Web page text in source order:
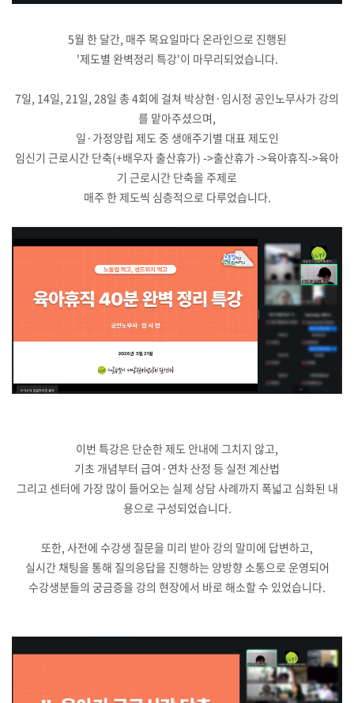
5월 한 달간, 매주 목요일마다 온라인으로 진행된
'제도별 완벽정리 특강'이 마무리되었습니다.
7일, 14일, 21일, 28일 총 4회에 걸쳐 박상현·임시정 공인노무사가 강의
를 맡아주셨으며,
일·가정양립 제도 중 생애주기별 대표 제도인
임신기 근로시간 단축(+배우자 출산휴가) ->출산휴가 ->육아휴직->육아
기 근로시간 단축을 주제로
매주 한 제도씩 심층적으로 다루었습니다.
이번 특강은 단순한 제도 안내에 그치지 않고,
기초 개념부터 급여·연차 산정 등 실전 계산법
그리고 센터에 가장 많이 들어오는 실제 상담 사례까지 폭넓고 심화된 내
용으로 구성되었습니다.
또한, 사전에 수강생 질문을 미리 받아 강의 말미에 답변하고,
실시간 채팅을 통해 질의응답을 진행하는 양방향 소통으로 운영되어
수강생분들의 궁금증을 강의 현장에서 바로 해소할 수 있었습니다.